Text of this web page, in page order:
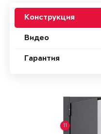
Конструкция
Видео
Гарантия
11